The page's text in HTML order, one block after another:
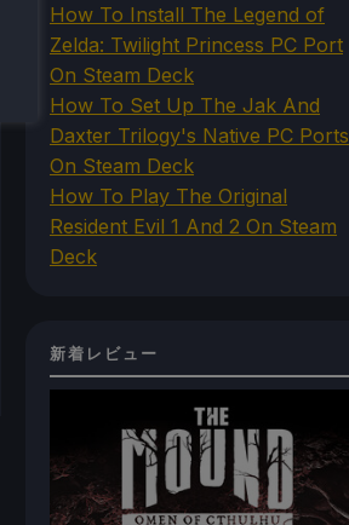
How To Install The Legend of
Zelda: Twilight Princess PC Port
On Steam Deck
How To Set Up The Jak And
Daxter Trilogy's Native PC Ports
On Steam Deck
How To Play The Original
Resident Evil 1 And 2 On Steam
Deck
新着レビュー